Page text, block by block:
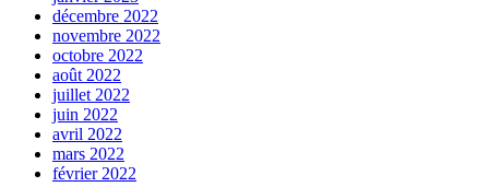
décembre 2022
novembre 2022
octobre 2022
août 2022
juillet 2022
juin 2022
avril 2022
mars 2022
février 2022